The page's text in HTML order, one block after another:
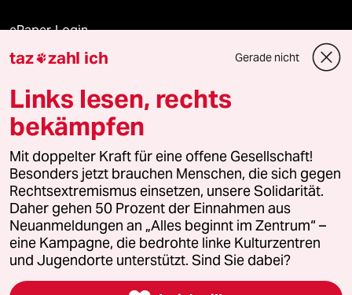
ePaper Login
Downloads für Abonnierende
© 2026 taz Verlags und Vertriebs GmbH
Alle Rechte vorbehalten. Bei rechtlichen Fragen oder für Genehmigungen
wenden Sie sich bitte an
lizenzen@taz.de
Feedback Redaktionsstatut Kommune-Richtlinien
Leitlinie Informant Datenschutz Impressum AGB
taz zahl ich Gerade nicht
Links lesen, rechts
bekämpfen
Mit doppelter Kraft für eine offene Gesellschaft!
Besonders jetzt brauchen Menschen, die sich gegen
Rechtsextremismus einsetzen, unsere Solidarität.
Daher gehen 50 Prozent der Einnahmen aus
Neuanmeldungen an „Alles beginnt im Zentrum“ –
eine Kampagne, die bedrohte linke Kulturzentren
und Jugendorte unterstützt. Sind Sie dabei?